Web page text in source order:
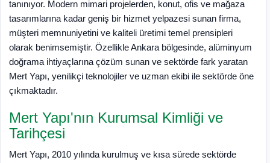
tanınıyor. Modern mimari projelerden, konut, ofis ve mağaza
tasarımlarına kadar geniş bir hizmet yelpazesi sunan firma,
müşteri memnuniyetini ve kaliteli üretimi temel prensipleri
olarak benimsemiştir. Özellikle Ankara bölgesinde, alüminyum
doğrama ihtiyaçlarına çözüm sunan ve sektörde fark yaratan
Mert Yapı, yenilikçi teknolojiler ve uzman ekibi ile sektörde öne
çıkmaktadır.
Mert Yapı'nın Kurumsal Kimliği ve
Tarihçesi
Mert Yapı, 2010 yılında kurulmuş ve kısa sürede sektörde